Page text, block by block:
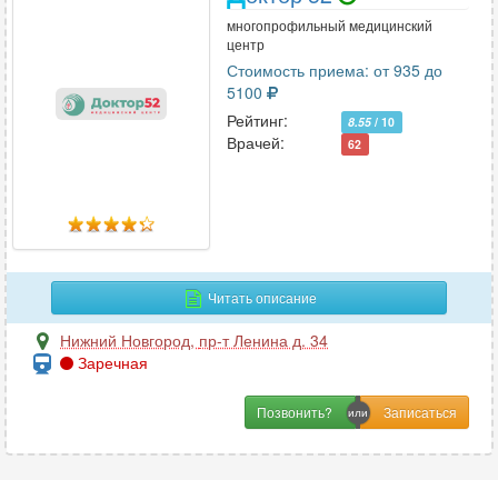
многопрофильный медицинский
центр
Стоимость приема: от 935 до
5100
Рейтинг:
8.55/ 10
Врачей: 62
Читать описание
Нижний Новгород, пр-т Ленина д. 34
Заречная
Позвонить?